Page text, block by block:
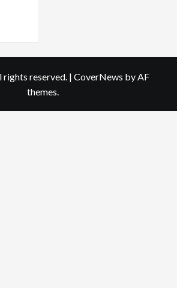
reserved. | CoverNews by AF
themes.